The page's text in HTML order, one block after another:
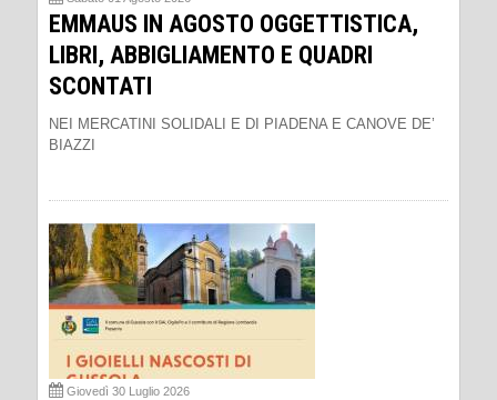
EMMAUS IN AGOSTO OGGETTISTICA,
LIBRI, ABBIGLIAMENTO E QUADRI
SCONTATI
NEI MERCATINI SOLIDALI E DI PIADENA E CANOVE DE’
BIAZZI
Giovedì 30 Luglio 2026